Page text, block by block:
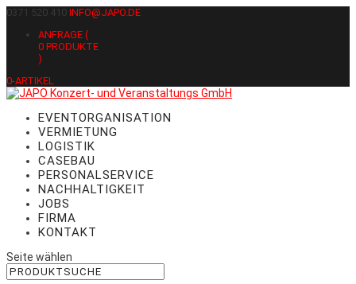
0371 520 410 INFO@JAPO.DE
ANFRAGE (
0 PRODUKTE
)
0-ARTIKEL
EVENTORGANISATION
VERMIETUNG
LOGISTIK
CASEBAU
PERSONALSERVICE
NACHHALTIGKEIT
JOBS
FIRMA
KONTAKT
Seite wählen